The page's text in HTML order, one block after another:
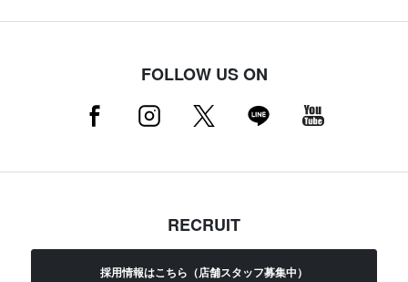
FOLLOW US ON
RECRUIT
採用情報はこちら（店舗スタッフ募集中）